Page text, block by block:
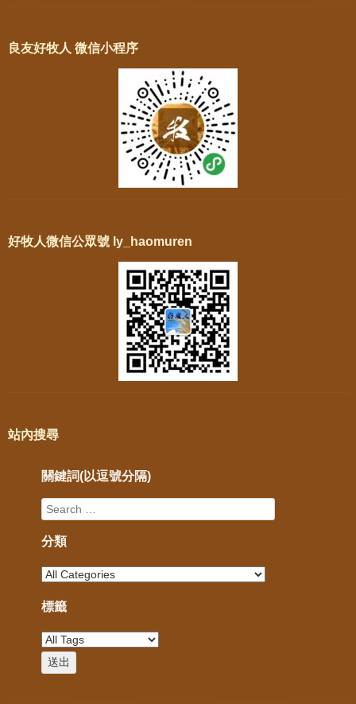
良友好牧人 微信小程序
好牧人微信公眾號 ly_haomuren
站內搜尋
關鍵詞(以逗號分隔)
分類
標籤